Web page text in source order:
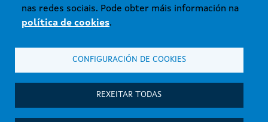
nas redes sociais. Pode obter máis información na
política de cookies.
CONFIGURACIÓN DE COOKIES
REXEITAR TODAS
© Xunta de Galicia. Información mantida e publicada na internet pola
Axencia Galega das Industrias Culturais.
Aviso legal